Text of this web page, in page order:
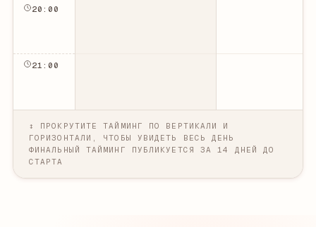
20 :00
21 :00
↕ ПРОКРУТИТЕ ТАЙМИНГ ПО ВЕРТИКАЛИ И
ГОРИЗОНТАЛИ, ЧТОБЫ УВИДЕТЬ ВЕСЬ ДЕНЬ
ФИНАЛЬНЫЙ ТАЙМИНГ ПУБЛИКУЕТСЯ ЗА 14 ДНЕЙ ДО
СТАРТА